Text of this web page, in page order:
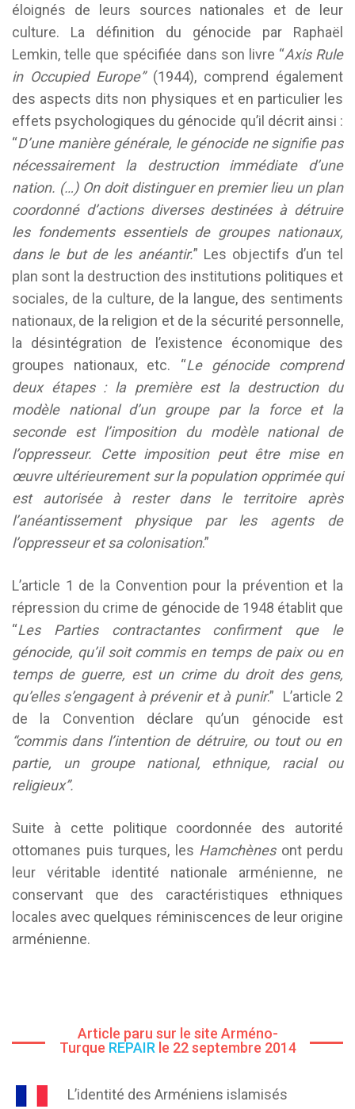
éloignés de leurs sources nationales et de leur
culture. La définition du génocide par Raphaël
Lemkin, telle que spécifiée dans son livre “Axis Rule
in Occupied Europe” (1944), comprend également
des aspects dits non physiques et en particulier les
effets psychologiques du génocide qu’il décrit ainsi :
“D’une manière générale, le génocide ne signifie pas
nécessairement la destruction immédiate d’une
nation. (…) On doit distinguer en premier lieu un plan
coordonné d’actions diverses destinées à détruire
les fondements essentiels de groupes nationaux,
dans le but de les anéantir.” Les objectifs d’un tel
plan sont la destruction des institutions politiques et
sociales, de la culture, de la langue, des sentiments
nationaux, de la religion et de la sécurité personnelle,
la désintégration de l’existence économique des
groupes nationaux, etc. “Le génocide comprend
deux étapes : la première est la destruction du
modèle national d’un groupe par la force et la
seconde est l’imposition du modèle national de
l’oppresseur. Cette imposition peut être mise en
œuvre ultérieurement sur la population opprimée qui
est autorisée à rester dans le territoire après
l’anéantissement physique par les agents de
l’oppresseur et sa colonisation.”
L’article 1 de la Convention pour la prévention et la
répression du crime de génocide de 1948 établit que
“Les Parties contractantes confirment que le
génocide, qu’il soit commis en temps de paix ou en
temps de guerre, est un crime du droit des gens,
qu’elles s’engagent à prévenir et à punir.” L’article 2
de la Convention déclare qu’un génocide est
“commis dans l’intention de détruire, ou tout ou en
partie, un groupe national, ethnique, racial ou
religieux”.
Suite à cette politique coordonnée des autorité
ottomanes puis turques, les Hamchènes ont perdu
leur véritable identité nationale arménienne, ne
conservant que des caractéristiques ethniques
locales avec quelques réminiscences de leur origine
arménienne.
Article paru sur le site Arméno-
Turque REPAIR le 22 septembre 2014
L’identité des Arméniens islamisés